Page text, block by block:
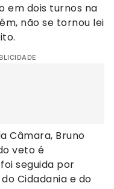
em dois turnos na
não se tornou lei
Câmara, Bruno
veto é
seguida por
Cidadania e do